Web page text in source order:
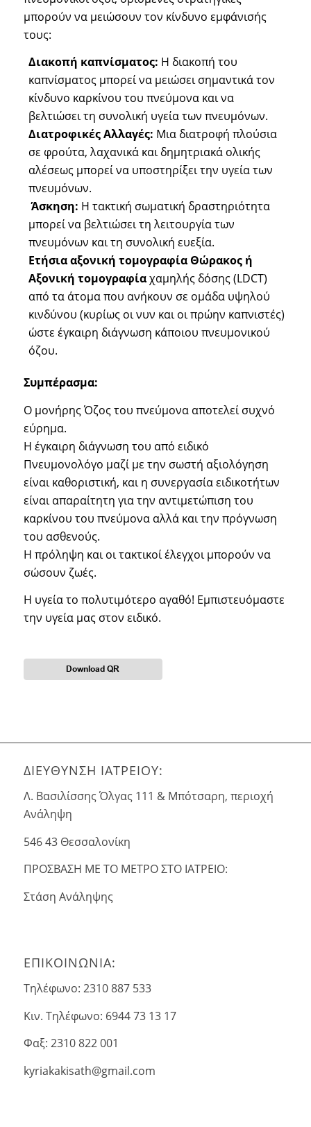
μπορούν να μειώσουν τον κίνδυνο εμφάνισής
τους:
Διακοπή καπνίσματος: Η διακοπή του
καπνίσματος μπορεί να μειώσει σημαντικά τον
κίνδυνο καρκίνου του πνεύμονα και να
βελτιώσει τη συνολική υγεία των πνευμόνων.
Διατροφικές Αλλαγές: Μια διατροφή πλούσια
σε φρούτα, λαχανικά και δημητριακά ολικής
αλέσεως μπορεί να υποστηρίξει την υγεία των
πνευμόνων.
Άσκηση: Η τακτική σωματική δραστηριότητα
μπορεί να βελτιώσει τη λειτουργία των
πνευμόνων και τη συνολική ευεξία.
Ετήσια αξονική τομογραφία Θώρακος ή
Αξονική τομογραφίαχαμηλής δόσης (LDCT)
από τα άτομα που ανήκουν σε ομάδα υψηλού
κινδύνου (κυρίως οι νυν και οι πρώην καπνιστές)
ώστε έγκαιρη διάγνωση κάποιου πνευμονικού
όζου.
Συμπέρασμα:
Ο μονήρης Όζος του πνεύμονα αποτελεί συχνό
εύρημα.
Η έγκαιρη διάγνωση του από ειδικό
Πνευμονολόγο μαζί με την σωστή αξιολόγηση
είναι καθοριστική, και η συνεργασία ειδικοτήτων
είναι απαραίτητη για την αντιμετώπιση του
καρκίνου του πνεύμονα αλλά και την πρόγνωση
του ασθενούς.
Η πρόληψη και οι τακτικοί έλεγχοι μπορούν να
σώσουν ζωές.
Η υγεία το πολυτιμότερο αγαθό! Εμπιστευόμαστε
την υγεία μας στον ειδικό.
Download QR
ΔΙΕΥΘΥΝΣΗ ΙΑΤΡΕΙΟΥ:
Λ. Βασιλίσσης Όλγας 111 & Μπότσαρη, περιοχή
Ανάληψη
546 43 Θεσσαλονίκη
ΠΡΟΣΒΑΣΗ ΜΕ ΤΟ ΜΕΤΡΟ ΣΤΟ ΙΑΤΡΕΙΟ:
Στάση Ανάληψης
ΕΠΙΚΟΙΝΩΝΙΑ:
Τηλέφωνο: 2310 887 533
Κιν. Τηλέφωνο: 6944 73 13 17
Φαξ: 2310 822 001
kyriakakisath@gmail.com